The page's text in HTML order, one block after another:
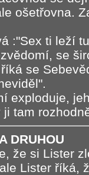
ošetřovna.
:"Sex ti leží
se
se
exploduje,
ji tam
DRUHOU
že si Lister
Lister říká,